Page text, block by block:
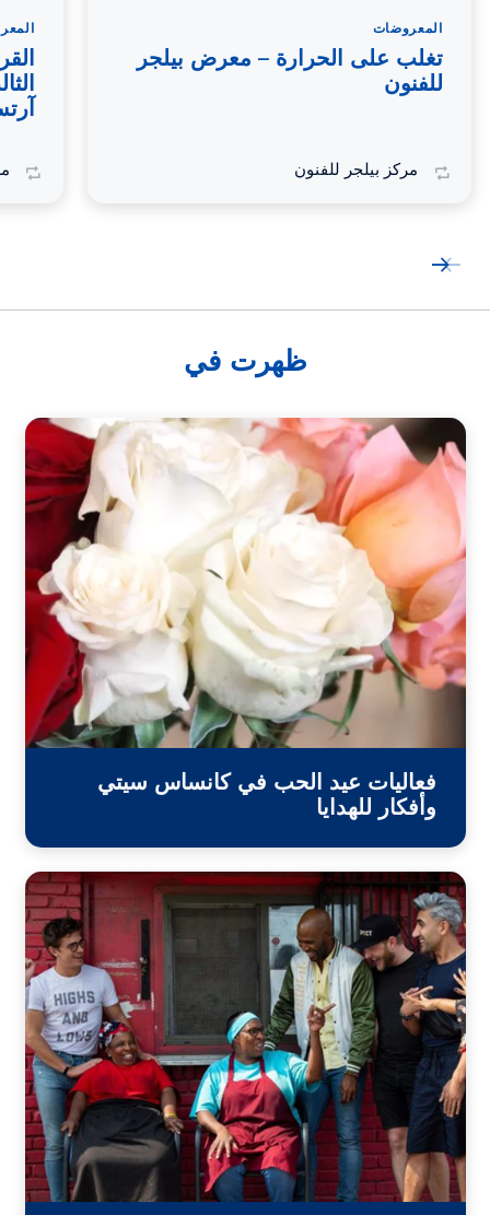
المعروضات
تغلب على الحرارة – معرض بيلجر
للفنون
مركز بيلجر للفنون
ظهرت في
فعاليات عيد الحب في كانساس سيتي
وأفكار للهدايا